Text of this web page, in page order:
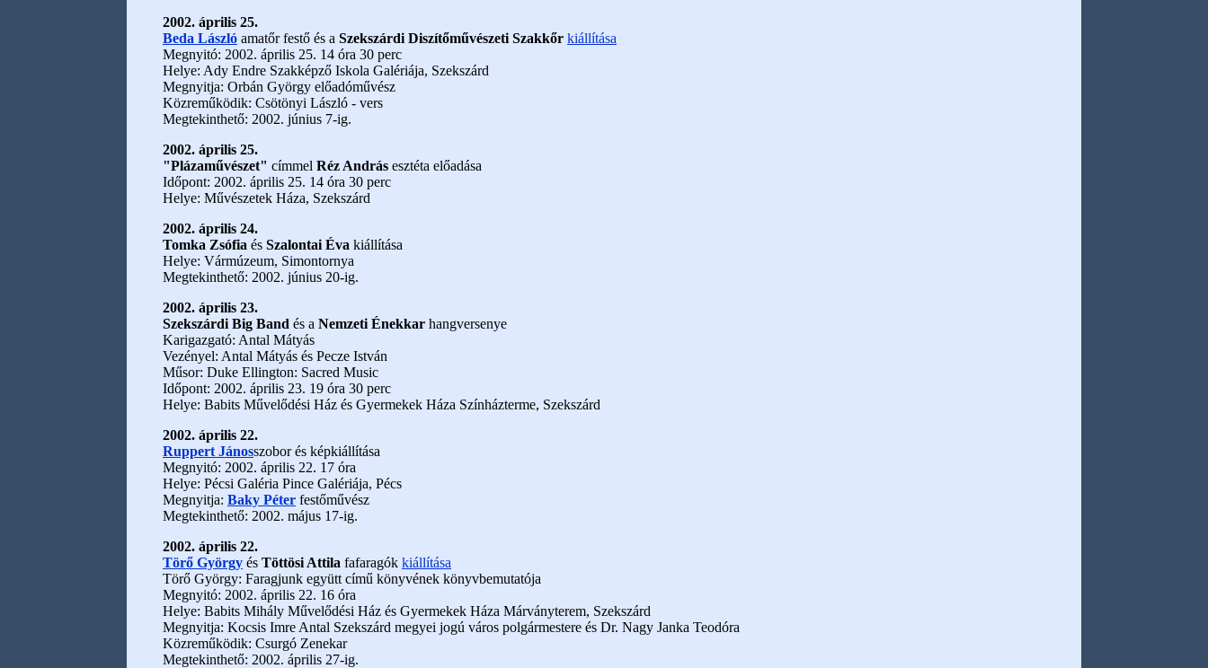
2002. április 25.
Beda László amatőr festő és a Szekszárdi Diszítőművészeti Szakkőr kiállítása
Megnyitó: 2002. április 25. 14 óra 30 perc
Helye: Ady Endre Szakképző Iskola Galériája, Szekszárd
Megnyitja: Orbán György előadóművész
Közreműködik: Csötönyi László - vers
Megtekinthető: 2002. június 7-ig.
2002. április 25.
"Plázaművészet" címmel Réz András esztéta előadása
Időpont: 2002. április 25. 14 óra 30 perc
Helye: Művészetek Háza, Szekszárd
2002. április 24.
Tomka Zsófia és Szalontai Éva kiállítása
Helye: Vármúzeum, Simontornya
Megtekinthető: 2002. június 20-ig.
2002. április 23.
Szekszárdi Big Band és a Nemzeti Énekkar hangversenye
Karigazgató: Antal Mátyás
Vezényel: Antal Mátyás és Pecze István
Műsor: Duke Ellington: Sacred Music
Időpont: 2002. április 23. 19 óra 30 perc
Helye: Babits Művelődési Ház és Gyermekek Háza Színházterme, Szekszárd
2002. április 22.
Ruppert Jánosszobor és képkiállítása
Megnyitó: 2002. április 22. 17 óra
Helye: Pécsi Galéria Pince Galériája, Pécs
Megnyitja: Baky Péter festőművész
Megtekinthető: 2002. május 17-ig.
2002. április 22.
Törő György és Töttösi Attila fafaragók kiállítása
Törő György: Faragjunk együtt című könyvének könyvbemutatója
Megnyitó: 2002. április 22. 16 óra
Helye: Babits Mihály Művelődési Ház és Gyermekek Háza Márványterem, Szekszárd
Megnyitja: Kocsis Imre Antal Szekszárd megyei jogú város polgármestere és Dr. Nagy Janka Teodóra
Közreműködik: Csurgó Zenekar
Megtekinthető: 2002. április 27-ig.